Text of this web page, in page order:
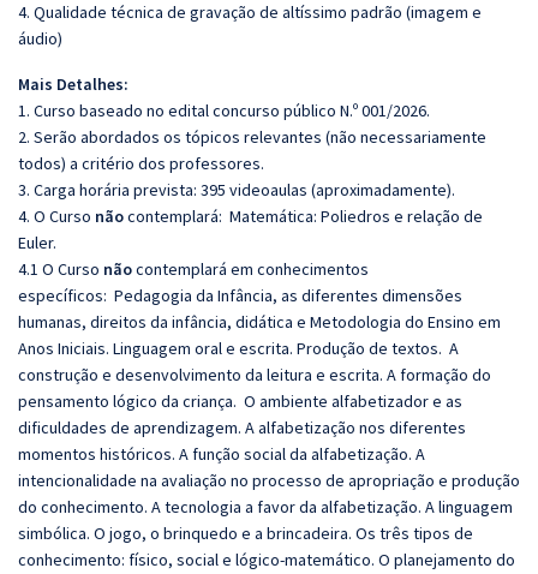
4. Qualidade técnica de gravação de altíssimo padrão (imagem e
áudio)
Mais Detalhes:
1. Curso baseado no edital concurso público N.º 001/2026.
2. Serão abordados os tópicos relevantes (não necessariamente
todos) a critério dos professores.
3. Carga horária prevista: 395 videoaulas (aproximadamente).
4. O Curso nãocontemplará: Matemática: Poliedros e relação de
Euler.
4.1 O Curso nãocontemplará em conhecimentos
específicos: Pedagogia da Infância, as diferentes dimensões
humanas, direitos da infância, didática e Metodologia do Ensino em
Anos Iniciais. Linguagem oral e escrita. Produção de textos. A
construção e desenvolvimento da leitura e escrita. A formação do
pensamento lógico da criança. O ambiente alfabetizador e as
dificuldades de aprendizagem. A alfabetização nos diferentes
momentos históricos. A função social da alfabetização. A
intencionalidade na avaliação no processo de apropriação e produção
do conhecimento. Atecnologia a favor da alfabetização. A linguagem
simbólica. O jogo, o brinquedo e a brincadeira. Os três tipos de
conhecimento: físico, social e lógico-matemático. O planejamento do